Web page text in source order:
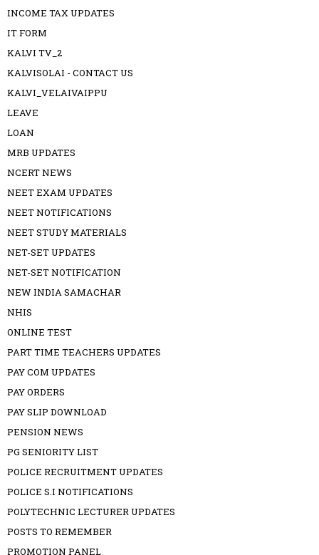
INCOME TAX UPDATES
IT FORM
KALVI TV_2
KALVISOLAI - CONTACT US
KALVI_VELAIVAIPPU
LEAVE
LOAN
MRB UPDATES
NCERT NEWS
NEET EXAM UPDATES
NEET NOTIFICATIONS
NEET STUDY MATERIALS
NET-SET UPDATES
NET-SET NOTIFICATION
NEW INDIA SAMACHAR
NHIS
ONLINE TEST
PART TIME TEACHERS UPDATES
PAY COM UPDATES
PAY ORDERS
PAY SLIP DOWNLOAD
PENSION NEWS
PG SENIORITY LIST
POLICE RECRUITMENT UPDATES
POLICE S.I NOTIFICATIONS
POLYTECHNIC LECTURER UPDATES
POSTS TO REMEMBER
PROMOTION PANEL